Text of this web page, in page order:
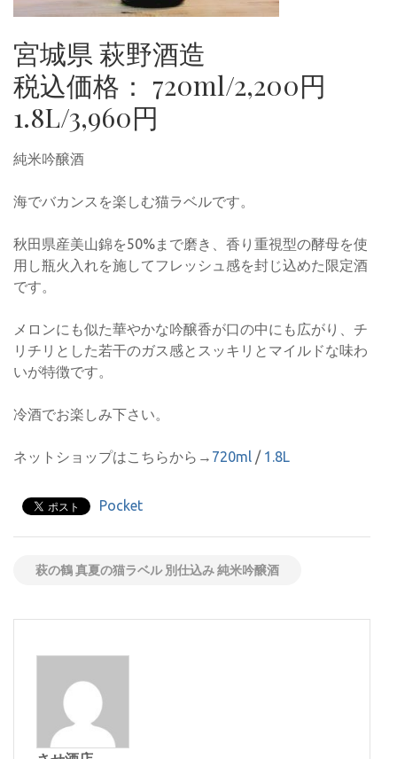
宮城県 萩野酒造
税込価格： 720ml/2,200円
1.8L/3,960円
純米吟醸酒
海でバカンスを楽しむ猫ラベルです。
秋田県産美山錦を50%まで磨き、香り重視型の酵母を使
用し瓶火入れを施してフレッシュ感を封じ込めた限定酒
です。
メロンにも似た華やかな吟醸香が口の中にも広がり、チ
リチリとした若干のガス感とスッキリとマイルドな味わ
いが特徴です。
冷酒でお楽しみ下さい。
ネットショップはこちらから→ 720ml / 1.8L
Pocket
萩の鶴 真夏の猫ラベル 別仕込み 純米吟醸酒